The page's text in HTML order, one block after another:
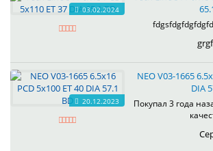
03.02.2024
20.12.2023
NEO V03-1665
DIA
Покупал 3 года